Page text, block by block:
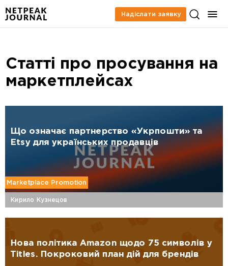
Надіслати заявку
Статті про просування на
маркетплейсах
Що означає партнерство «Укрпошти» та
Etsy для українських продавців
Marketplace Promotion
Кирило Кузнецов
Нова політика Amazon щодо 75 символів у
Titles. Покроковий план дій для брендів